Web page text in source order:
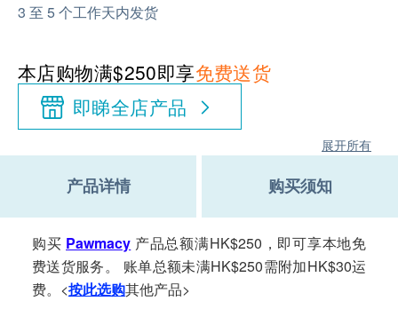
3 至 5 个工作天内发货
本店购物满$250即享免费送货
即睇全店产品
展开所有
产品详情 购买须知
购买 Pawmacy 产品总额满HK$250，即可享本地免
费送货服务。 账单总额未满HK$250需附加HK$30运
费。<按此选购其他产品>